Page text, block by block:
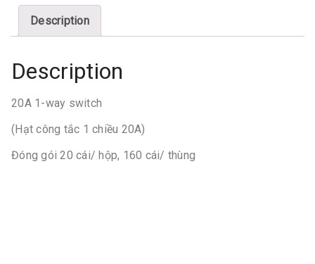
Description
Description
20A 1-way switch
(Hạt công tắc 1 chiều 20A)
Đóng gói 20 cái/ hộp, 160 cái/ thùng